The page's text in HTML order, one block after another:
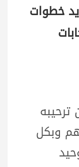
خطوات
وبكل